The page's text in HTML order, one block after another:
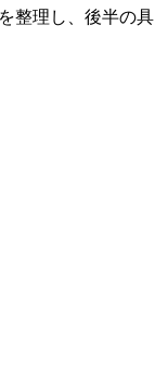
整理し、後半の具